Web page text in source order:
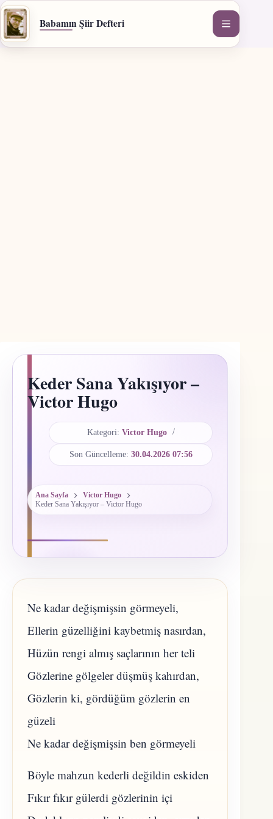
İçeriğe
geç
Babamın Şiir Defteri
Keder Sana Yakışıyor –
Victor Hugo
Kategori: Victor Hugo
Son Güncelleme: 30.04.2026 07:56
Ana Sayfa
Victor Hugo
Keder Sana Yakışıyor – Victor Hugo
Ne kadar değişmişsin görmeyeli,
Ellerin güzelliğini kaybetmiş nasırdan,
Hüzün rengi almış saçlarının her teli
Gözlerine gölgeler düşmüş kahırdan,
Gözlerin ki, gördüğüm gözlerin en
güzeli
Ne kadar değişmişsin ben görmeyeli
Böyle mahzun kederli değildin eskiden
Fıkır fıkır gülerdi gözlerinin içi